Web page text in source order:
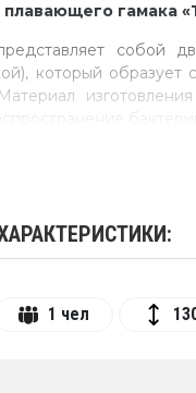
гамака
собой
который
гамак может
долго остается
плавающий гамак
товара цена
так и организация,
менеджера отдела
1 чел